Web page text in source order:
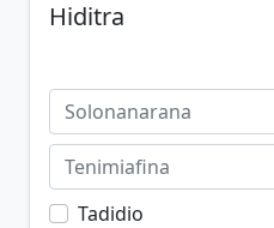
Hiditra
Tadidio